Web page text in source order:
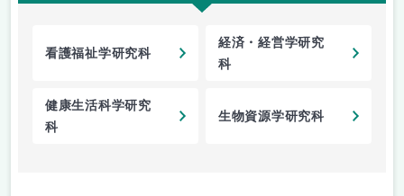
看護福祉学研究科
経済・経営学研究
科
健康生活科学研究
科
生物資源学研究科